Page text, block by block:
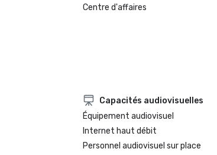
Centre d'affaires
Capacités audiovisuelles
Équipement audiovisuel
Internet haut débit
Personnel audiovisuel sur place